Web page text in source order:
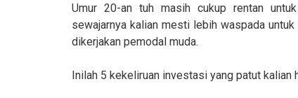
Umur 20-an tuh masih cukup rentan
sewajarnya kalian mesti lebih waspada
dikerjakan pemodal muda.
Inilah 5 kekeliruan investasi yang patut kalian